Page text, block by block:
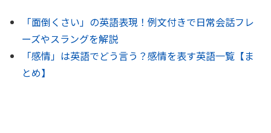
「面倒くさい」の英語表現！例文付きで日常会話フレ
ーズやスラングを解説
「感情」は英語でどう言う？感情を表す英語一覧【ま
とめ】